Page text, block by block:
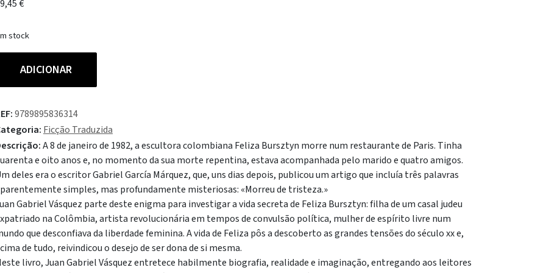
€
stock
ADICIONAR
9789895836314
Ficção Traduzida
A 8 de janeiro de 1982, a escultora colombiana Feliza Bursztyn morre num restaurante de Paris. Tinha
e oito anos e, no momento da sua morte repentina, estava acompanhada pelo marido e quatro amigos.
deles era o escritor Gabriel García Márquez, que, uns dias depois, publicou um artigo que incluía três palavras
simples, mas profundamente misteriosas: «Morreu de tristeza.»
Gabriel Vásquez parte deste enigma para investigar a vida secreta de Feliza Bursztyn: filha de um casal judeu
na Colômbia, artista revolucionária em tempos de convulsão política, mulher de espírito livre num
que desconfiava da liberdade feminina. A vida de Feliza pôs a descoberto as grandes tensões do século xx e,
de tudo, reivindicou o desejo de ser dona de si mesma.
livro, Juan Gabriel Vásquez entretece habilmente biografia, realidade e imaginação, entregando aos leitores